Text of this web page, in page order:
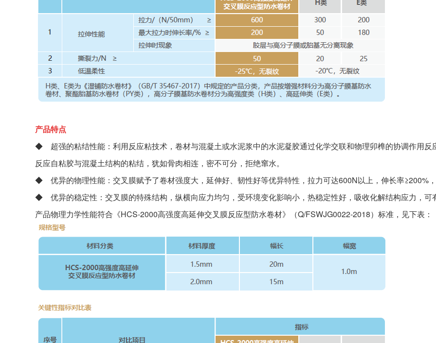
产品特点
◆ 超强的粘结性能：利用反应粘技术，卷材与混凝土或水泥浆中的水泥凝胶通过化学交联和物理卯榫的协调作用反
反应自粘胶与混凝土结构的粘结，犹如骨肉相连，密不可分，拒绝窜水。
◆ 优异的物理性能：交叉膜赋予了卷材强度大，延伸好、韧性好等优异特性，拉力可达600N以上，伸长率≥200%
◆ 优异的稳定性：交叉膜的特殊结构，纵横向应力均匀，受环境变化影响小，热稳定性好，吸收化解结构应力，可
产品物理力学性能符合《HCS-2000高强度高延伸交叉膜反应型防水卷材》（Q/FSWJG0022-2018）标准，见下表：